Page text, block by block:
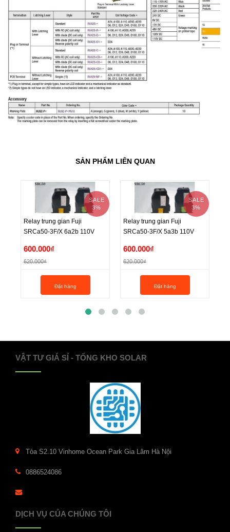
SẢN PHẨM LIÊN QUAN
SALE
3%
Relay trung gian Fuji
SRCa50-3F/X 6a2b 110V
Relay trung gian Fuji
SRCa50-3F/X 6a2b 110V
600.000₫
620.000₫
Đặt hàng
SALE
3%
Relay trung gian Fuji
SRCa50-3F/X 5a3b 110V
Relay trung gian Fuji
SRCa50-3F/X 5a3b 110V
600.000₫
620.000₫
Đặt hàng
VẬT TƯ GIÁ SỈ - TỔNG KHO SOLAR
Tòa S2.10 Vinhome Ocean Park Gia Lâm Hà Nội
0886524086
DỊCH VỤ CỦA CHÚNG TÔI